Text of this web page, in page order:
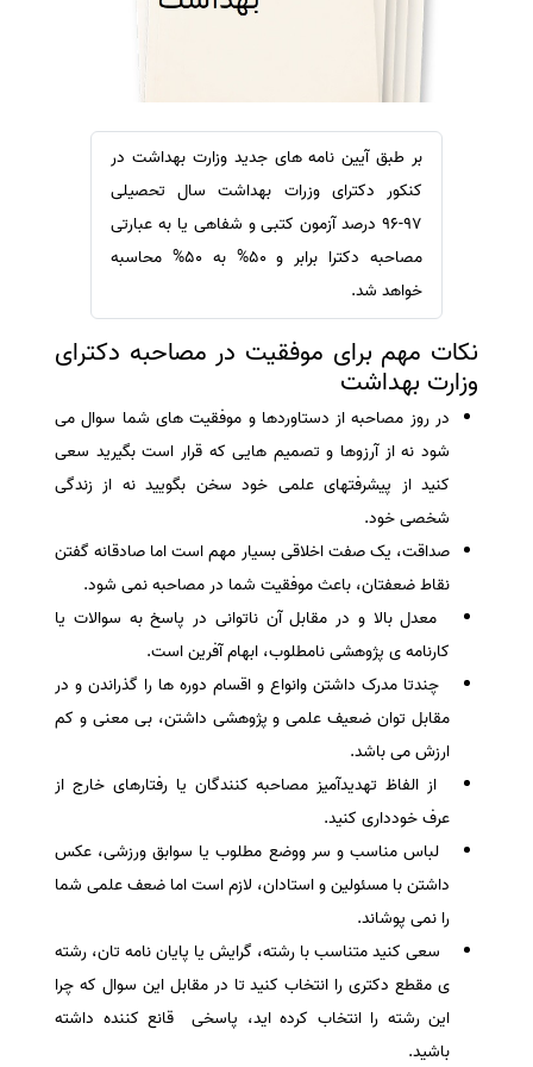
ترجمه عربی به فارسی
مشاهده همه زبان ها
سفارش ویرایش
سفارش پارافریز
سفارش فرمت‌بندی
سفارش کاهش کمیت
سفارش معرفی مجله
سفارش معرفی مقاله
سفارش معرفی کتاب
سفارش چکیده مبسوط
سفارش ترجمه مولتی‌مدیا
سفارش گویندگی
سفارش تولید محتوا
سفارش ترجمه همزمان
سفارش چکیده گرافیکی
سفارش تهیه کاورلتر
سفارش انگیزه‌نامه‌SOP
بر طبق آیین نامه های جدید وزارت بهداشت در
کنکور دکترای وزرات بهداشت سال تحصیلی
۹۷-۹۶ درصد آزمون کتبی و شفاهی یا به عبارتی
مصاحبه دکترا برابر و ۵۰% به ۵۰% محاسبه
خواهد شد.
نکات مهم برای موفقیت در مصاحبه دکترای
وزارت بهداشت
در روز مصاحبه از دستاوردها و موفقیت های شما سوال می
شود نه از آرزوها و تصمیم هایی که قرار است بگیرید سعی
کنید از پیشرفتهای علمی خود سخن بگویید نه از زندگی
شخصی خود.
صداقت، یک صفت اخلاقی بسیار مهم است اما صادقانه گفتن
نقاط ضعفتان، باعث موفقیت شما در مصاحبه نمی شود.
معدل بالا و در مقابل آن ناتوانی در پاسخ به سوالات یا
کارنامه ی پژوهشی نامطلوب، ابهام آفرین است.
چندتا مدرک داشتن وانواع و اقسام دوره ها را گذراندن و در
مقابل توان ضعیف علمی و پژوهشی داشتن، بی معنی و کم
ارزش می باشد.
از الفاظ تهدیدآمیز مصاحبه کنندگان یا رفتارهای خارج از
عرف خودداری کنید.
لباس مناسب و سر ووضع مطلوب یا سوابق ورزشی، عکس
داشتن با مسئولین و استادان، لازم است اما ضعف علمی شما
را نمی پوشاند.
سعی کنید متناسب با رشته، گرایش یا پایان نامه تان، رشته
ی مقطع دکتری را انتخاب کنید تا در مقابل این سوال که چرا
این رشته را انتخاب کرده اید، پاسخی قانع کننده داشته
باشید.